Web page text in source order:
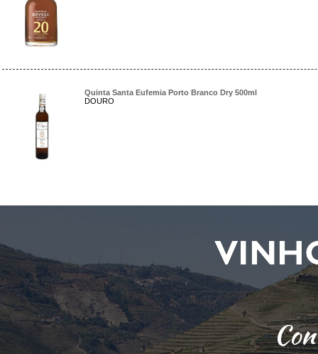
Quinta Santa Eufemia Porto Branco Dry 500ml
DOURO